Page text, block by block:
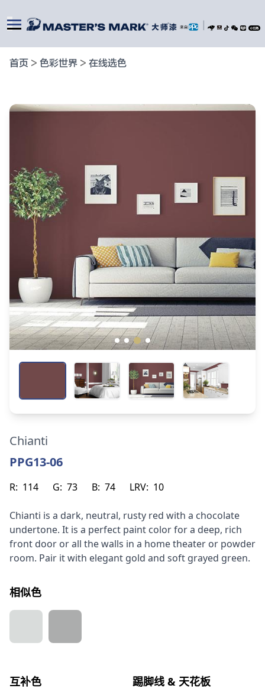
首页 > 色彩世界 > 在线选色
Chianti
PPG13-06
R: 114 G: 73 B: 74 LRV: 10
Chianti is a dark, neutral, rusty red with a chocolate
undertone. It is a perfect paint color for a deep, rich
front door or all the walls in a home theater or powder
room. Pair it with elegant gold and soft grayed green.
相似色
互补色 踢脚线 & 天花板